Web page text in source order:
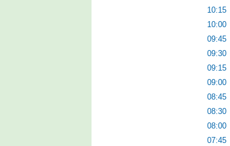
10:15
10:00
09:45
09:30
09:15
09:00
08:45
08:30
08:00
07:45